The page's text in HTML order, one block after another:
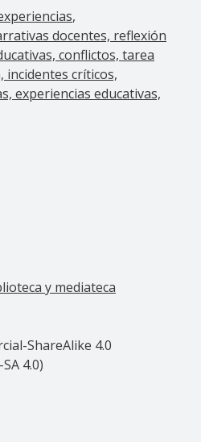
docentes, reflexión
conflictos, tarea
incidentes críticos,
experiencias educativas,
y mediateca
ShareAlike 4.0
4.0)